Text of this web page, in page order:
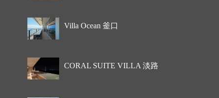
Villa Ocean 釜口
CORAL SUITE VILLA 淡路